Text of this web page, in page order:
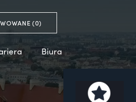
(0)
Biura